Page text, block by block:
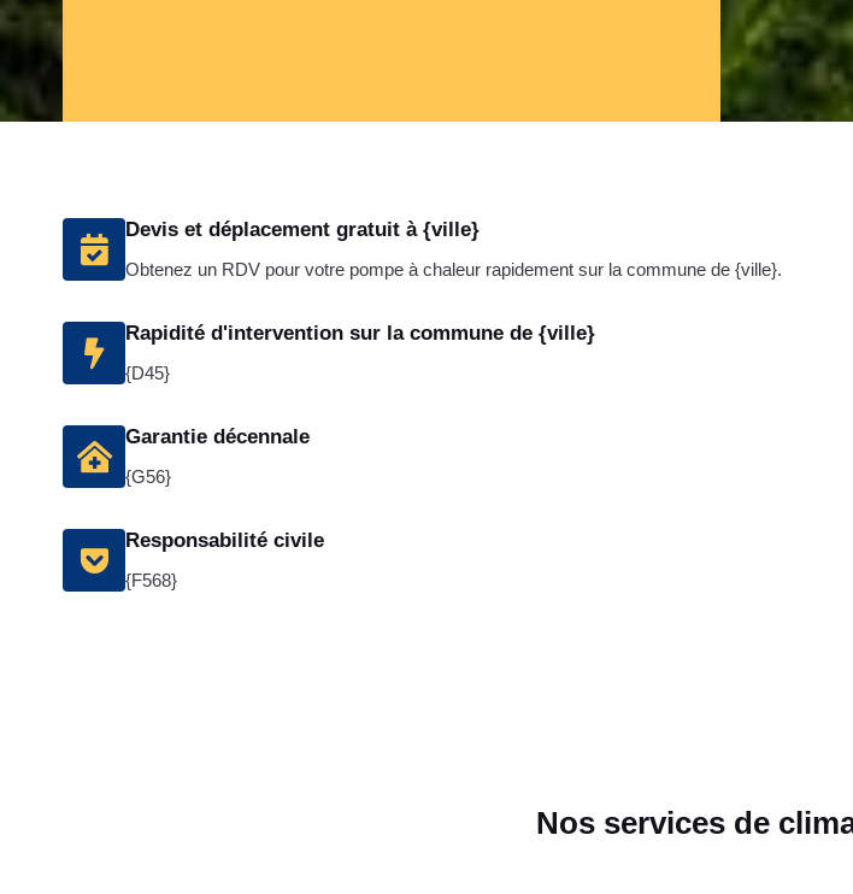
Devis et déplacement gratuit à {ville}
Obtenez un RDV pour votre pompe à chaleur rapidement sur la commune de {ville}.
Rapidité d'intervention sur la commune de {ville}
{D45}
Garantie décennale
{G56}
Responsabilité civile
{F568}
Nos services de